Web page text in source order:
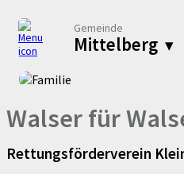
Gemeinde
Mittelberg ▾
Walser für
Rettungsförderverein